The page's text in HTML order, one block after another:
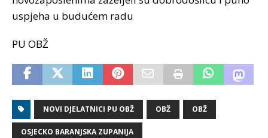
uspjeha u budućem radu
PU OBŽ
NOVI DJELATNICI PU OBŽ OBŽ OBŽ
OSJECKO BARANJSKA ZUPANIJA